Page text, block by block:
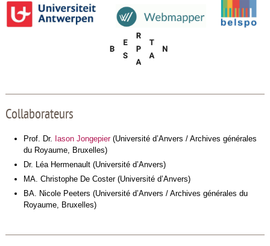
Collaborateurs
Prof. Dr. Iason Jongepier(Université d’Anvers / Archives générales
du Royaume, Bruxelles)
Dr. Léa Hermenault (Université d’Anvers)
MA. Christophe De Coster (Université d’Anvers)
BA. Nicole Peeters (Université d’Anvers / Archives générales du
Royaume, Bruxelles)